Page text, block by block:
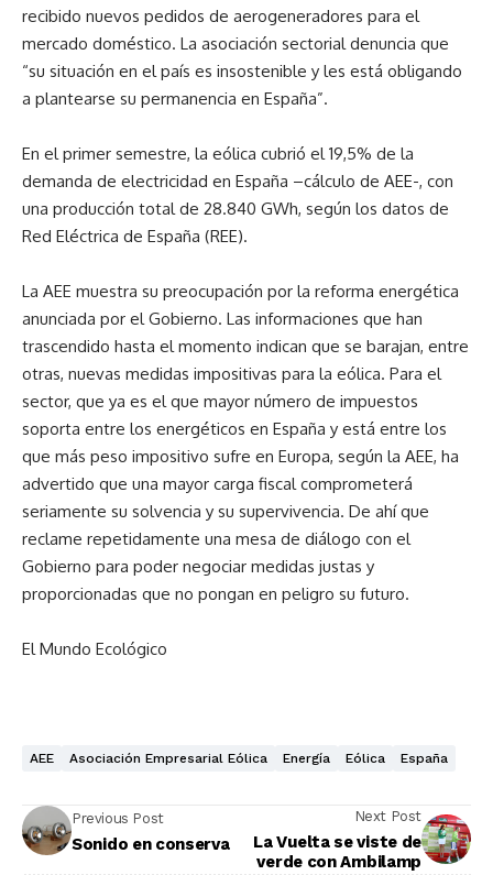
recibido nuevos pedidos de aerogeneradores para el
mercado doméstico. La asociación sectorial denuncia que
“su situación en el país es insostenible y les está obligando
a plantearse su permanencia en España”.
En el primer semestre, la eólica cubrió el 19,5% de la
demanda de electricidad en España –cálculo de AEE-, con
una producción total de 28.840 GWh, según los datos de
Red Eléctrica de España (REE).
La AEE muestra su preocupación por la reforma energética
anunciada por el Gobierno. Las informaciones que han
trascendido hasta el momento indican que se barajan, entre
otras, nuevas medidas impositivas para la eólica. Para el
sector, que ya es el que mayor número de impuestos
soporta entre los energéticos en España y está entre los
que más peso impositivo sufre en Europa, según la AEE, ha
advertido que una mayor carga fiscal comprometerá
seriamente su solvencia y su supervivencia. De ahí que
reclame repetidamente una mesa de diálogo con el
Gobierno para poder negociar medidas justas y
proporcionadas que no pongan en peligro su futuro.
El Mundo Ecológico
AEE Asociación Empresarial Eólica Energía Eólica España
Previous Post
Sonido en conserva
Next Post
La Vuelta se viste de
verde con Ambilamp